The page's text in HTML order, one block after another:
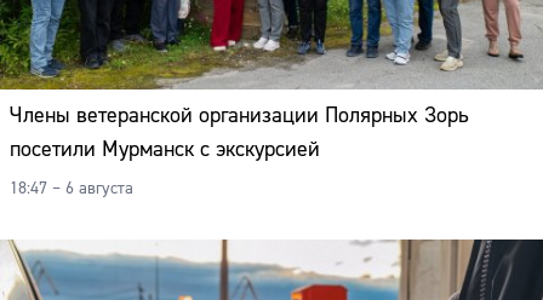
Члены ветеранской организации Полярных Зорь
посетили Мурманск с экскурсией
18:47 – 6 августа